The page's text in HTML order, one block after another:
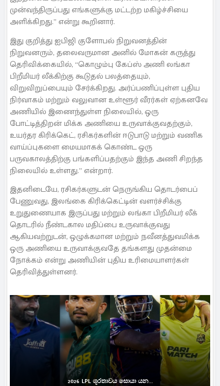
முன்வந்திருப்பது எங்களுக்கு மட்டற்ற மகிழ்ச்சியை
அளிக்கிறது.” என்று கூறினார்.
இது குறித்து ஐபிஜி குளோபல் நிறுவனத்தின்
நிறுவனரும், தலைவருமான அனில் மோகன் கருத்து
தெரிவிக்கையில், “கொழும்பு கேப்ஸ் அணி லங்கா
பிறீமியர் லீக்கிற்கு கூடுதல் பலத்தையும்,
விறுவிறுப்பையும் சேர்க்கிறது. அர்ப்பணிப்புள்ள புதிய
நிர்வாகம் மற்றும் வலுவான உள்ளூர் வீரர்கள் ஏற்கனவே
அணியில் இணைந்துள்ள நிலையில், ஒரு
போட்டித்திறன் மிக்க அணியை உருவாக்குவதற்கும்,
உயர்தர கிரிக்கெட், ரசிகர்களின் ஈடுபாடு மற்றும் வணிக
வாய்ப்புகளை மையமாகக் கொண்ட ஒரு
பருவகாலத்திற்கு பங்களிப்பதற்கும் இந்த அணி சிறந்த
நிலையில் உள்ளது.” என்றார்.
இதனிடையே, ரசிகர்களுடன் நெருங்கிய தொடர்பைப்
பேணுவது, இலங்கை கிரிக்கெட்டின் வளர்ச்சிக்கு
உறுதுணையாக இருப்பது மற்றும் லங்கா பிறீமியர் லீக்
தொடரில் நீண்டகால மதிப்பை உருவாக்குவது
ஆகியவற்றுடன், ஒழுக்கமான மற்றும் நவீனத்துவமிக்க
ஒரு அணியை உருவாக்குவதே தங்களது முதன்மை
நோக்கம் என்று அணியின் புதிய உரிமையாளர்கள்
தெரிவித்துள்ளனர்.
2026 LPL ශූරතාවය සොයා යන...